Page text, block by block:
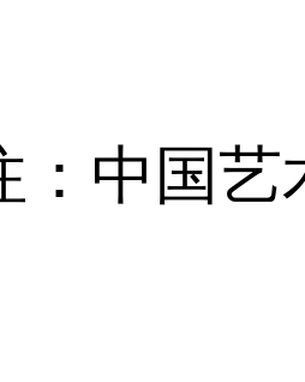
国艺术